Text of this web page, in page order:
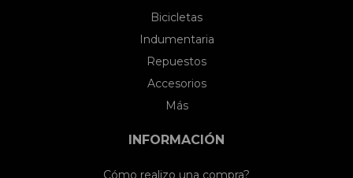
Bicicletas
Indumentaria
Repuestos
Accesorios
Más
INFORMACIÓN
Cómo realizo una compra?